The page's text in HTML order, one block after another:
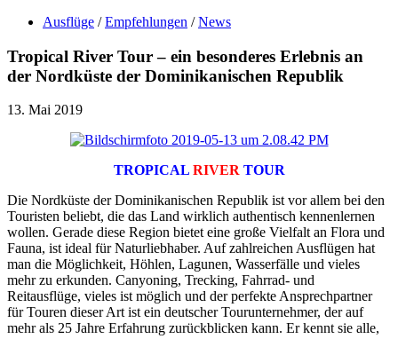
Ausflüge / Empfehlungen / News
Tropical River Tour – ein besonderes Erlebnis an
der Nordküste der Dominikanischen Republik
13. Mai 2019
TROPICAL RIVER TOUR
Die Nordküste der Dominikanischen Republik ist vor allem bei den
Touristen beliebt, die das Land wirklich authentisch kennenlernen
wollen. Gerade diese Region bietet eine große Vielfalt an Flora und
Fauna, ist ideal für Naturliebhaber. Auf zahlreichen Ausflügen hat
man die Möglichkeit, Höhlen, Lagunen, Wasserfälle und vieles
mehr zu erkunden. Canyoning, Trecking, Fahrrad- und
Reitausflüge, vieles ist möglich und der perfekte Ansprechpartner
für Touren dieser Art ist ein deutscher Tourunternehmer, der auf
mehr als 25 Jahre Erfahrung zurückblicken kann. Er kennt sie alle,